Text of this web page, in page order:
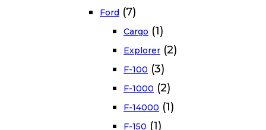
Ford (7)
Cargo (1)
Explorer (2)
F-100 (3)
F-1000 (2)
F-14000 (1)
F-150 (1)